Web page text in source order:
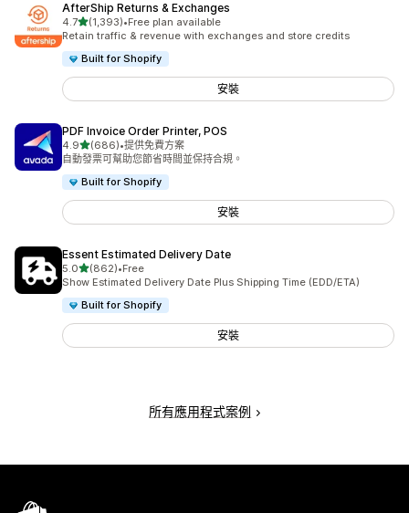
AfterShip Returns & Exchanges
4.7滿分 5 顆星
(1,393)
共有 1393 則評價
•Free plan available
Retain traffic & revenue with exchanges and store credits
Built for Shopify
安裝
PDF Invoice Order Printer, POS
4.9滿分 5 顆星
(686)
共有 686 則評價
•提供免費方案
自動發票可幫助您節省時間並保持合規。
Built for Shopify
安裝
Essent Estimated Delivery Date
5.0滿分 5 顆星
(862)
共有 862 則評價
•Free
Show Estimated Delivery Date Plus Shipping Time (EDD/ETA)
Built for Shopify
安裝
所有應用程式案例